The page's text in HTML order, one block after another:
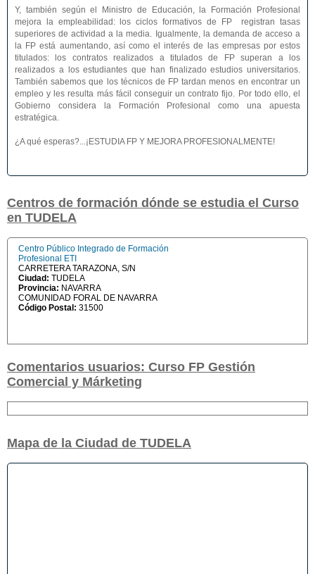
Y, también según el Ministro de Educación, la Formación Profesional
mejora la empleabilidad: los ciclos formativos de FP registran tasas
superiores de actividad a la media. Igualmente, la demanda de acceso a
la FP está aumentando, así como el interés de las empresas por estos
titulados: los contratos realizados a titulados de FP superan a los
realizados a los estudiantes que han finalizado estudios universitarios.
También sabemos que los técnicos de FP tardan menos en encontrar un
empleo y les resulta más fácil conseguir un contrato fijo. Por todo ello, el
Gobierno considera la Formación Profesional como una apuesta
estratégica.
¿A qué esperas?...¡ESTUDIA FP Y MEJORA PROFESIONALMENTE!
Centros de formación dónde se estudia el Curso
en TUDELA
Centro Público Integrado de Formación
Profesional ETI
CARRETERA TARAZONA, S/N
Ciudad: TUDELA
Provincia: NAVARRA
COMUNIDAD FORAL DE NAVARRA
Código Postal: 31500
Comentarios usuarios: Curso FP Gestión
Comercial y Márketing
Mapa de la Ciudad de TUDELA